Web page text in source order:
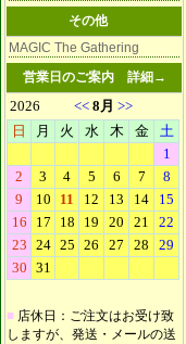
その他
MAGIC The Gathering
営業日のご案内 詳細→
■ 店休日：ご注文はお受け致
しますが、発送・メールの送